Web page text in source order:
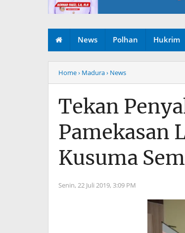
News Polhan Hukrim
Home› Madura› News
Tekan
Pamekasan
Kusuma
Senin, 22 Juli 2019, 3:09 PM